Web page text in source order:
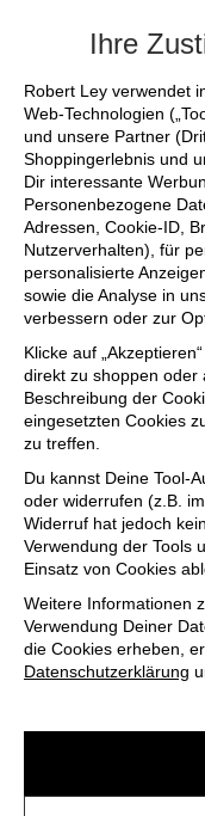
Ihre
Robert Ley verwendet
Web-Technologien
und unsere Partner
Shoppingerlebnis und
Dir interessante
Personenbezogene
Adressen, Cookie-ID,
Nutzerverhalten), für
personalisierte
sowie die Analyse in
verbessern oder zur
Klicke auf
direkt zu shoppen oder
Beschreibung der
eingesetzten Cookies
zu treffen.
Du kannst Deine Tool-
oder widerrufen (z.B.
Widerruf hat jedoch
Verwendung der Tools
Einsatz von Cookies
Weitere Informationen
Verwendung Deiner
die Cookies erheben,
Datenschutzerklärung